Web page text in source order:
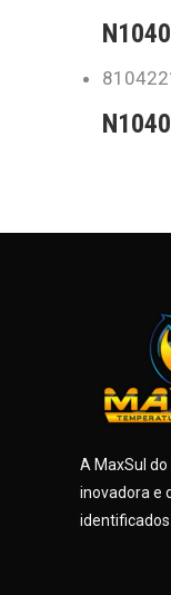
A MaxSul
inovadora e